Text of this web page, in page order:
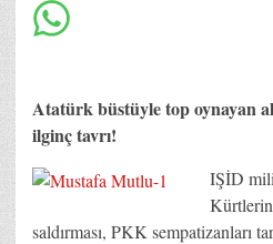
Atatürk büstüyle top oynayan
ilginç tavrı!
IŞİD
Kürtlerin
saldırması, PKK sempatizanları